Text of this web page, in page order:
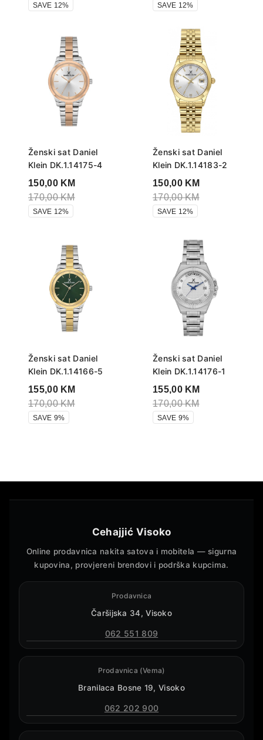
SAVE 12% SAVE 12%
Ženski sat Daniel
Klein DK.1.14175-4
150,00 KM
170,00KM
SAVE 12%
Ženski sat Daniel
Klein DK.1.14183-2
150,00 KM
170,00KM
SAVE 12%
Ženski sat Daniel
Klein DK.1.14166-5
155,00 KM
170,00KM
SAVE 9%
Ženski sat Daniel
Klein DK.1.14176-1
155,00 KM
170,00KM
SAVE 9%
Cehajjić Visoko
Online prodavnica nakita satova i mobitela — sigurna
kupovina, provjereni brendovi i podrška kupcima.
Prodavnica
Čaršijska 34, Visoko
062 551 809
Prodavnica (Vema)
Branilaca Bosne 19, Visoko
062 202 900